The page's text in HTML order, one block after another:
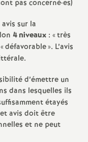
e
i
g
n
e
pas concerné·es)
sur la
4 niveaux : «très
défavorable». L’avis
d’émettre un
dans lesquelles ils
étayés
avis doit être
et ne peut